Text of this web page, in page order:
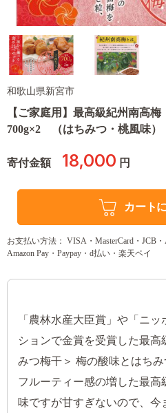
和歌山県新宮市
【ご家庭用】最高級紀州南高
700g×2 （はちみつ・桃風味）
寄付金額 18,000 円
カート
お支払い方法： VISA・MasterCard・JCB・
Amazon Pay・Paypay・d払い・楽天ペイ
「農林水産大臣賞」や「ニ
ションで金賞を受賞した最高
みつ梅干＞ 梅の酸味とはち
フルーティー感の増した最高
味ですが甘すぎないので、今